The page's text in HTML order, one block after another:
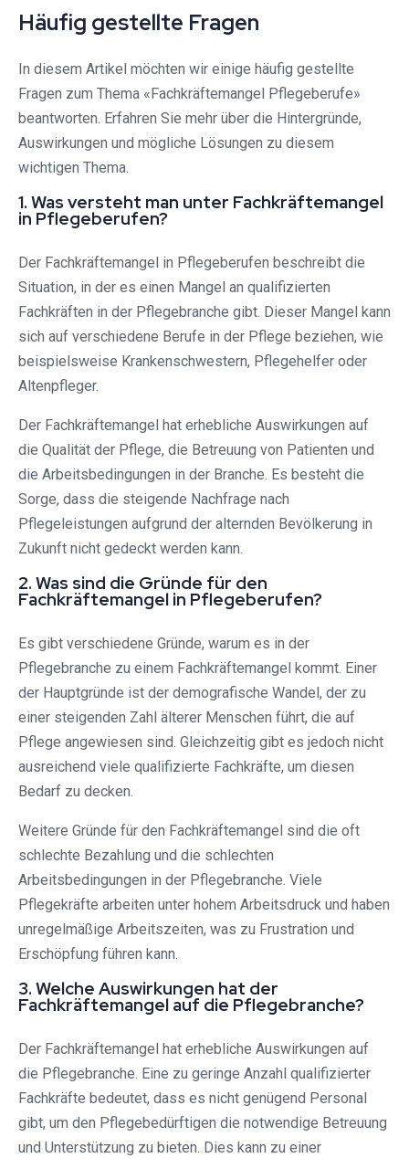
Häufig gestellte Fragen
In diesem Artikel möchten wir einige häufig gestellte
Fragen zum Thema «Fachkräftemangel Pflegeberufe»
beantworten. Erfahren Sie mehr über die Hintergründe,
Auswirkungen und mögliche Lösungen zu diesem
wichtigen Thema.
1. Was versteht man unter Fachkräftemangel
in Pflegeberufen?
Der Fachkräftemangel in Pflegeberufen beschreibt die
Situation, in der es einen Mangel an qualifizierten
Fachkräften in der Pflegebranche gibt. Dieser Mangel kann
sich auf verschiedene Berufe in der Pflege beziehen, wie
beispielsweise Krankenschwestern, Pflegehelfer oder
Altenpfleger.
Der Fachkräftemangel hat erhebliche Auswirkungen auf
die Qualität der Pflege, die Betreuung von Patienten und
die Arbeitsbedingungen in der Branche. Es besteht die
Sorge, dass die steigende Nachfrage nach
Pflegeleistungen aufgrund der alternden Bevölkerung in
Zukunft nicht gedeckt werden kann.
2. Was sind die Gründe für den
Fachkräftemangel in Pflegeberufen?
Es gibt verschiedene Gründe, warum es in der
Pflegebranche zu einem Fachkräftemangel kommt. Einer
der Hauptgründe ist der demografische Wandel, der zu
einer steigenden Zahl älterer Menschen führt, die auf
Pflege angewiesen sind. Gleichzeitig gibt es jedoch nicht
ausreichend viele qualifizierte Fachkräfte, um diesen
Bedarf zu decken.
Weitere Gründe für den Fachkräftemangel sind die oft
schlechte Bezahlung und die schlechten
Arbeitsbedingungen in der Pflegebranche. Viele
Pflegekräfte arbeiten unter hohem Arbeitsdruck und haben
unregelmäßige Arbeitszeiten, was zu Frustration und
Erschöpfung führen kann.
3. Welche Auswirkungen hat der
Fachkräftemangel auf die Pflegebranche?
Der Fachkräftemangel hat erhebliche Auswirkungen auf
die Pflegebranche. Eine zu geringe Anzahl qualifizierter
Fachkräfte bedeutet, dass es nicht genügend Personal
gibt, um den Pflegebedürftigen die notwendige Betreuung
und Unterstützung zu bieten. Dies kann zu einer